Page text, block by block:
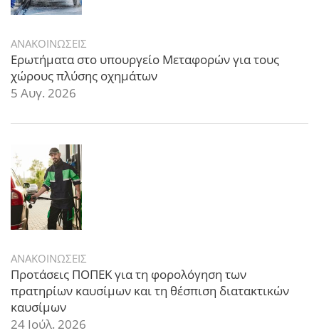
ΑΝΑΚΟΙΝΩΣΕΙΣ
Ερωτήματα στο υπουργείο Μεταφορών για τους
χώρους πλύσης οχημάτων
5 Αυγ. 2026
ΑΝΑΚΟΙΝΩΣΕΙΣ
Προτάσεις ΠΟΠΕΚ για τη φορολόγηση των
πρατηρίων καυσίμων και τη θέσπιση διατακτικών
καυσίμων
24 Ιούλ. 2026